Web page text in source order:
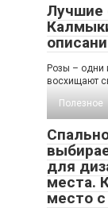
Лучшие
Розы – одни
восхищают
Полезное
для
места.
место